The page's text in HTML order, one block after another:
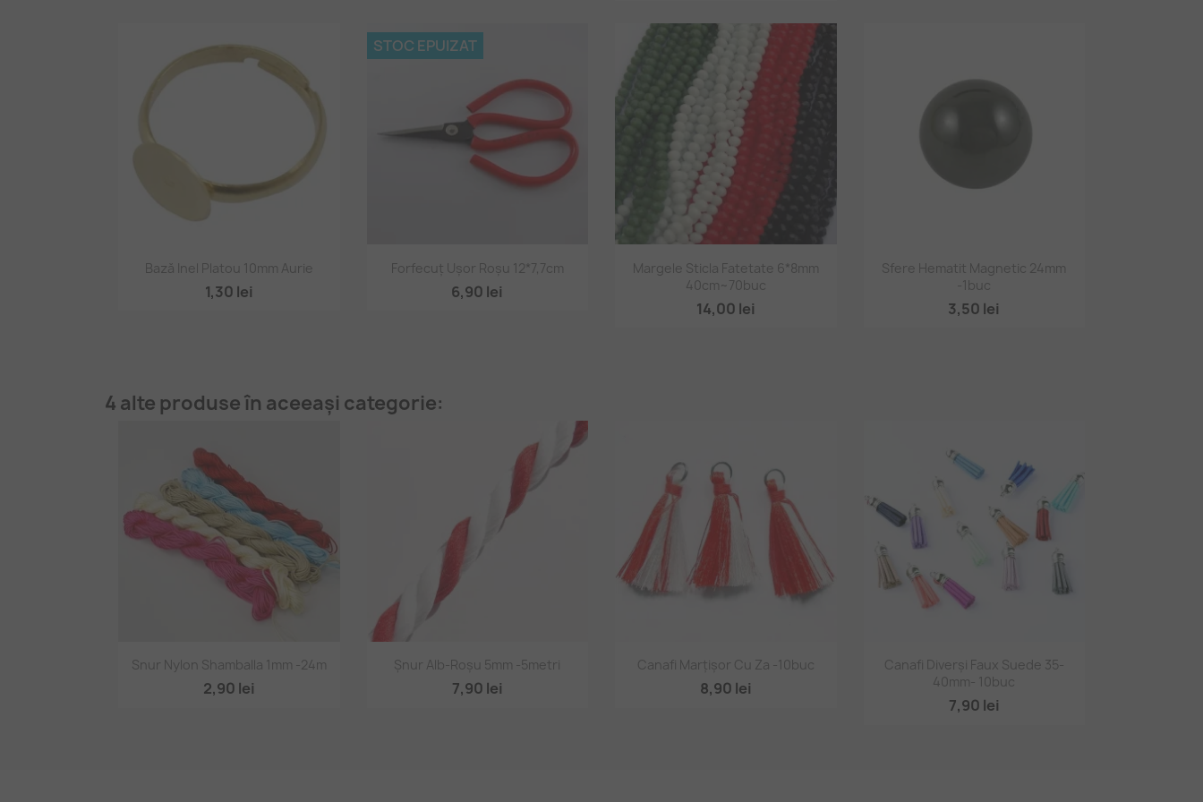
 Vizualizare rapidă
Bază Inel Platou 10mm Aurie
1,30 lei
Vizualizare rapidă
Forfecuț Ușor Roșu 12*7,7cm
6,90 lei
STOC EPUIZAT
Vizualizare rapidă
Margele Sticla Fatetate 6*8mm
40cm~70buc
14,00 lei
Vizualizare rapidă
Sfere Hematit Magnetic 24mm
-1buc
3,50 lei
4 alte produse în aceeași categorie:
 Vizualizare rapidă
Snur Nylon Shamballa 1mm -24m
2,90 lei
 Vizualizare rapidă
Șnur Alb-Roșu 5mm -5metri
7,90 lei
Vizualizare rapidă
Canafi Marțișor Cu Za -10buc
8,90 lei
 Vizualizare rapidă
Canafi Diverși Faux Suede 35-
40mm- 10buc
7,90 lei